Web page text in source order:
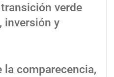
verde
inversión y
la comparecencia,